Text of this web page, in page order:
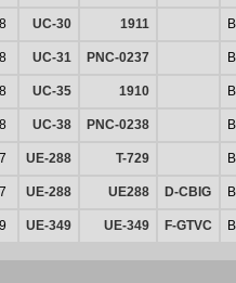
UC-30 1911
UC-31 PNC-0237
UC-35 1910
UC-38 PNC-0238
UE-288 T-729
UE-288 UE288 D-CBIG
UE-349 UE-349 F-GTVC